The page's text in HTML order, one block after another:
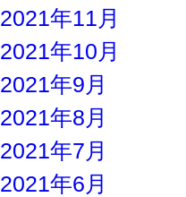
2021年11月
2021年10月
2021年9月
2021年8月
2021年7月
2021年6月